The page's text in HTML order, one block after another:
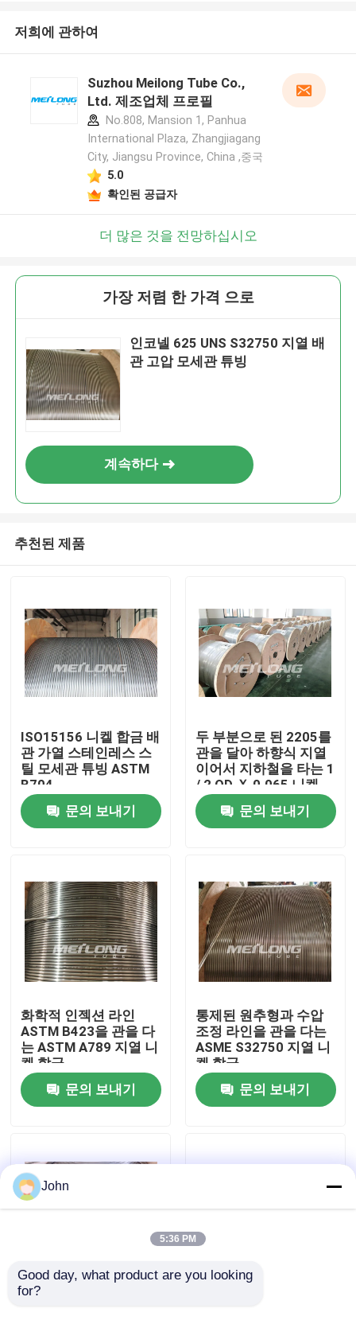
제품
화면
우리에 대하여
공장 여행
품질 관리
연락주세요
뉴스
저희에 관하여
Suzhou Meilong Tube Co.,
Ltd. 제조업체 프로필
No.808, Mansion 1, Panhua
International Plaza, Zhangjiagang
City, Jiangsu Province, China ,중국
5.0
확인된 공급자
더 많은 것을 전망하십시오
가장 저렴 한 가격 으로
인코넬 625 UNS S32750 지열 배
관 고압 모세관 튜빙
계속하다
추천된 제품
ISO15156 니켈 합금 배
관 가열 스테인레스 스
틸 모세관 튜빙 ASTM
B704
문의 보내기
두 부분으로 된 2205를
관을 달아 하향식 지열
이어서 지하철을 타는 1
/ 2 OD Ｘ 0.065 니켈
합금
문의 보내기
화학적 인젝션 라인
ASTM B423을 관을 다
는 ASTM A789 지열 니
켈 합금
문의 보내기
통제된 원추형과 수압
조정 라인을 관을 다는
ASME S32750 지열 니
켈 합금
문의 보내기
수력이어 단련된 고압
John
5:36 PM
Good day, what product are you looking
for?